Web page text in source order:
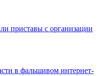
приставы с организации
в фальшивом интернет-